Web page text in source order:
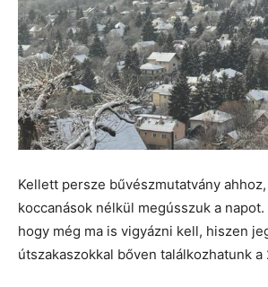
Kellett persze bűvészmutatvány
koccanások nélkül megússzuk a
hogy még ma is vigyázni kell, hiszen
útszakaszokkal bőven találkozhatunk